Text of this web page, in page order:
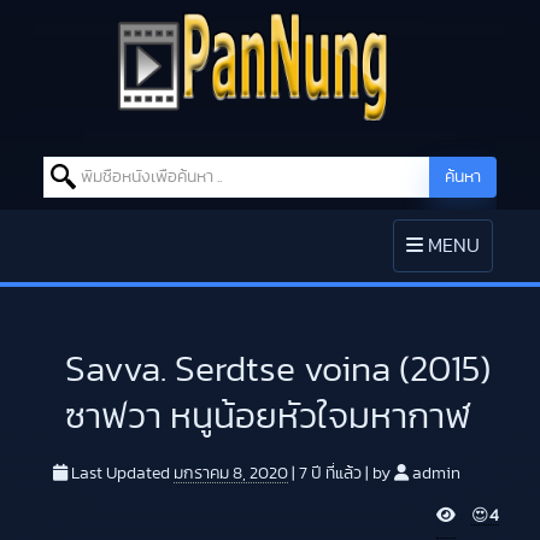
Search for: ค้นหา
TOGGLE
NAVIGATION
MENU
Savva. Serdtse voina (2015)
ซาฟวา หนูน้อยหัวใจมหากาฬ
Last Updated มกราคม 8, 2020 7 ปี ที่แล้ว by admin
V 😍4